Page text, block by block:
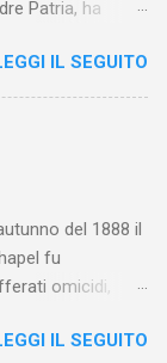
Patria, ha
la piena
rinnovare
teatrale
IL SEGUITO
del 1888 il
fu
omicidi,
Squartatore la
IL SEGUITO